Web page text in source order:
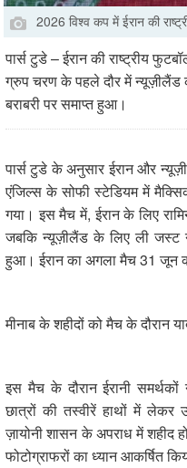
2026 विश्व कप में ईरान की
पार्स टुडे – ईरान की राष्ट्रीय
ग्रुप चरण के पहले दौर में न्यूज़ीलैंड
बराबरी पर समाप्त हुआ।
पार्स टुडे के अनुसार ईरान और
एंजिल्स के सोफी स्टेडियम में
गया। इस मैच में, ईरान के लिए
जबकि न्यूज़ीलैंड के लिए ली जस्ट
हुआ। ईरान का अगला मैच 31 जून
मीनाब के शहीदों को मैच के दौरान
इस मैच के दौरान ईरानी
छात्रों की तस्वीरें हाथों में लेकर
ज़ायोनी शासन के अपराध में शहीद
फोटोग्राफरों का ध्यान आकर्षित